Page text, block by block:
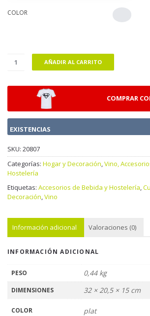
COLOR
AÑADIR AL CARRITO
COMPRAR
EXISTENCIAS
SKU: 20807
Categorías: Hogar y Decoración,Vino,
Hostelería
Etiquetas: Accesorios de Bebida y Hostelería,
Decoración,Vino
Información adicional Valoraciones (0)
INFORMACIÓN ADICIONAL
PESO 0,44 kg
DIMENSIONES 32 × 20,5 × 15 cm
COLOR plat